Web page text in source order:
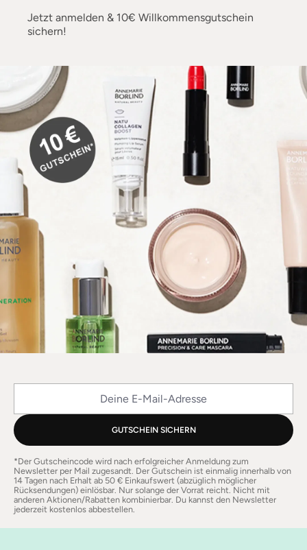
Jetzt anmelden & 10€ Willkommensgutschein
sichern!
GUTSCHEIN SICHERN
*Der Gutscheincode wird nach erfolgreicher Anmeldung zum
Newsletter per Mail zugesandt. Der Gutschein ist einmalig innerhalb von
14 Tagen nach Erhalt ab 50 € Einkaufswert (abzüglich möglicher
Rücksendungen) einlösbar. Nur solange der Vorrat reicht. Nicht mit
anderen Aktionen/Rabatten kombinierbar. Du kannst den Newsletter
jederzeit kostenlos abbestellen.